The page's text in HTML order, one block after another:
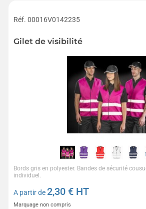
Réf. 00016V0142235
Gilet de visibilité
Bords gris en polyester. Bandes de sécurité
individuel.
A partir de2,30 € HT
Marquage non compris